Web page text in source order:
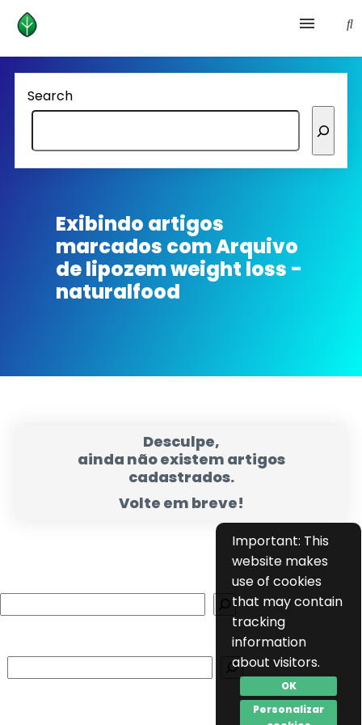
Health and prevention
Lifestyle
lose weight
Homepage avenger
Search
Exibindo artigos
marcados comArquivo
de lipozem weight loss -
naturalfood
Desculpe,
ainda não existem artigos
cadastrados.
Volte em breve!
Important: This
website makes
use of cookies
that may contain
tracking
information
about visitors.
OK
Personalizar